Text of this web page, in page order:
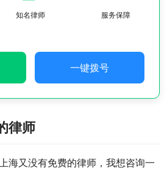
知名律师 服务保障
一键拨号
律师
海又没有免费的律师，我想咨询一